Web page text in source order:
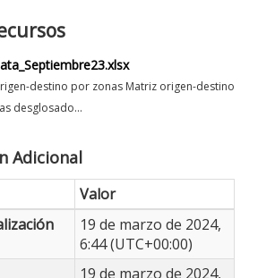
destino por zonas Matriz origen-destino
desglosado...
Adicional
Valor
19 de marzo de 2024,
6:44 (UTC+00:00)
19 de marzo de 2024,